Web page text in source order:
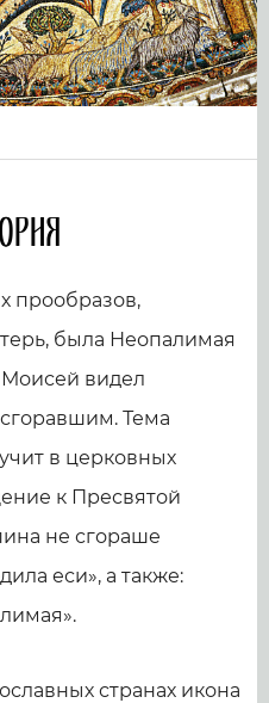
прообразов,
была Неопалимая
видел
Тема
в церковных
к Пресвятой
не сгораше
еси», а также:
странах икона